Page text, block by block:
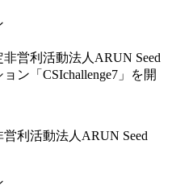
利活動法人ARUN Seed